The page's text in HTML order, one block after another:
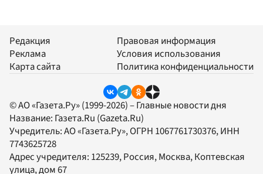
Редакция
Реклама
Карта сайта
Правовая информация
Условия использования
Политика конфиденциальности
© АО «Газета.Ру» (1999-2026) – Главные новости дня
Название: Газета.Ru (Gazeta.Ru)
Учредитель:АО «Газета.Ру», ОГРН 1067761730376, ИНН
7743625728
Адрес учредителя: 125239, Россия, Москва, Коптевская
улица, дом 67